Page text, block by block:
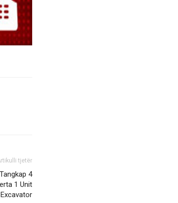
tjetër
4
1 Unit
Excavator